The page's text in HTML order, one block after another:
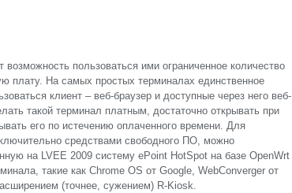
пользоваться ими ограниченное количество
плату. На самых простых терминалах единственное
клиент – веб-браузер и доступные через него веб-
такой терминал платным, достаточно открывать при
его по истечению оплаченного времени. Для
средствами свободного ПО, можно
на LVEE 2009 систему ePoint HotSpot на базе OpenWrt
такие как Chrome OS от Google, WebConverger от
(точнее, сужением) R-Kiosk.